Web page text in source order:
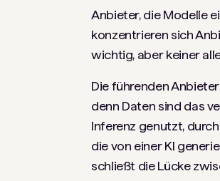
Anbieter, die Modelle
konzentrieren sich
wichtig, aber keiner
Die führenden
denn Daten sind das
Inferenz genutzt,
die von einer KI
schließt die Lücke